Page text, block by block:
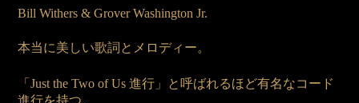
Bill Withers & Grover Washington Jr.
本当に美しい歌詞とメロディー。
「Just the Two of Us 進行」と呼ばれるほど有名なコード
進行を持つ、